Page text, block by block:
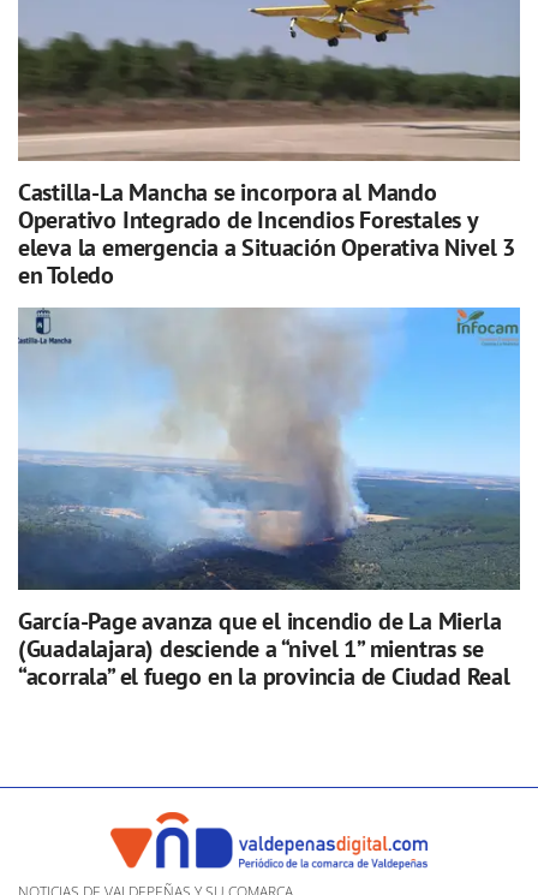
Castilla-La Mancha se incorpora al Mando
Operativo Integrado de Incendios Forestales y
eleva la emergencia a Situación Operativa Nivel 3
en Toledo
García-Page avanza que el incendio de La Mierla
(Guadalajara) desciende a “nivel 1” mientras se
“acorrala” el fuego en la provincia de Ciudad Real